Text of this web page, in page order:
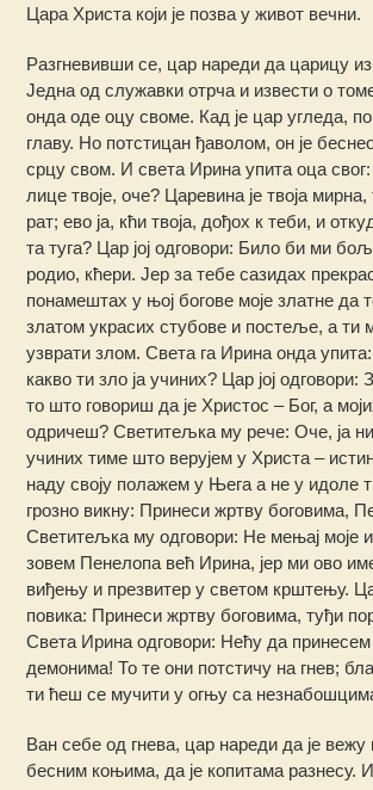
Цара Христа који је позва у живот вечни.
Разгневивши се, цар нареди да царицу
Једна од служавки отрча и извести о
онда оде оцу своме. Кад је цар угледа,
главу. Но потстицан ђаволом, он је
срцу свом. И света Ирина упита оца
лице твоје, оче? Царевина је твоја мирна,
рат; ево ја, кћи твоја, дођох к теби, и
та туга? Цар јој одговори: Било би ми
родио, кћери. Јер за тебе сазидах
понамештах у њој богове моје златне да
златом украсих стубове и постеље, а ти
узврати злом. Света га Ирина онда
какво ти зло ја учиних? Цар јој одговори:
то што говориш да је Христос – Бог, а
одричеш? Светитељка му рече: Оче, ја
учиних тиме што верујем у Христа –
наду своју полажем у Њега а не у идоле
грозно викну: Принеси жртву боговима,
Светитељка му одговори: Не мењај моје
зовем Пенелопа већ Ирина, јер ми ово
виђењу и презвитер у светом крштењу.
повика: Принеси жртву боговима, туђи
Света Ирина одговори: Нећу да
демонима! То те они потстичу на гнев;
ти ћеш се мучити у огњу са
Ван себе од гнева, цар нареди да је вежу
бесним коњима, да је копитама разнесу.